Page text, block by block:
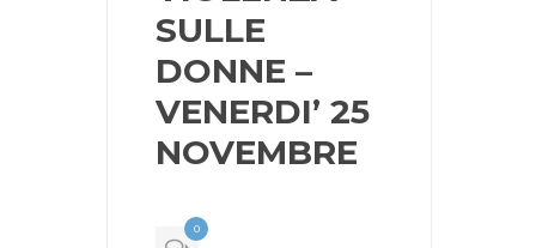
SULLE
DONNE –
VENERDI’ 25
NOVEMBRE
0